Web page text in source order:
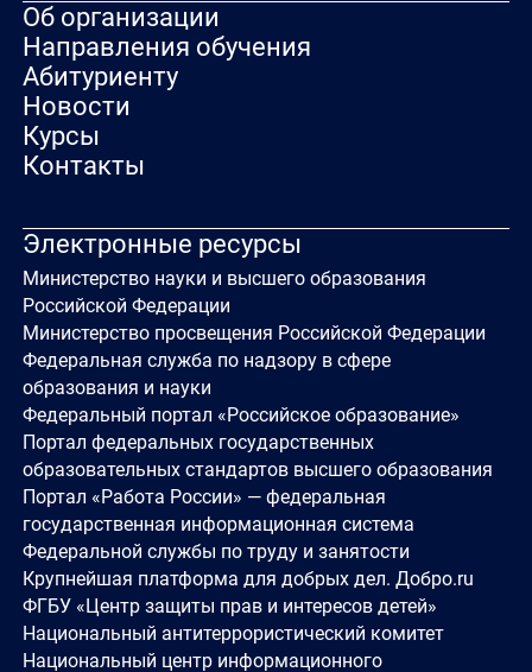
Об организации
Направления обучения
Абитуриенту
Новости
Курсы
Контакты
Электронные ресурсы
Министерство науки и высшего образования
Российской Федерации
Министерство просвещения Российской Федерации
Федеральная служба по надзору в сфере
образования и науки
Федеральный портал «Российское образование»
Портал федеральных государственных
образовательных стандартов высшего образования
Портал «Работа России» — федеральная
государственная информационная система
Федеральной службы по труду и занятости
Крупнейшая платформа для добрых дел. Добро.ru
ФГБУ «Центр защиты прав и интересов детей»
Национальный антитеррористический комитет
Национальный центр информационного